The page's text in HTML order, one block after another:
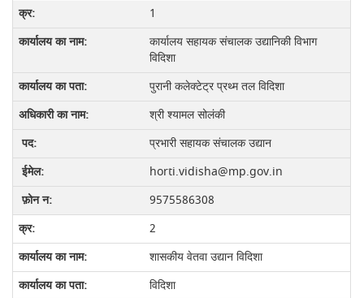
1
कार्यालय सहायक संचालक उद्यानिकी विभाग
विदिशा
पुरानी कलेक्‍टेट्र प्रथ्‍म तल विदिशा
श्री श्‍यामल सोलंकी
प्रभारी सहायक संचालक उद्यान
horti.vidisha@mp.gov.in
9575586308
2
शासकीय वेतवा उद्यान विदिशा
विदिशा